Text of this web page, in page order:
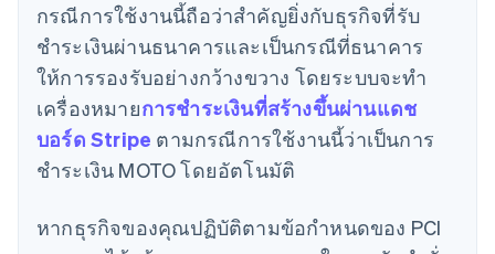
กรณีการใช้งานนี้ถือว่าสำคัญยิ่งกับธุรกิจที่รับ
ชำระเงินผ่านธนาคารและเป็นกรณีที่ธนาคาร
ให้การรองรับอย่างกว้างขวาง โดยระบบจะทำ
เครื่องหมายการชำระเงินที่สร้างขึ้นผ่านแดช
บอร์ด Stripe ตามกรณีการใช้งานนี้ว่าเป็นการ
ชำระเงิน MOTO โดยอัตโนมัติ
หากธุรกิจของคุณปฏิบัติตามข้อกำหนดของ PCI